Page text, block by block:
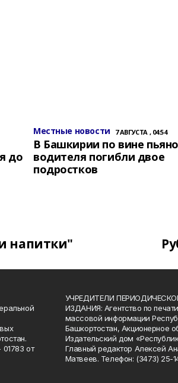
до
Местные новости 7 АВГУСТА , 04:54
В Башкирии по вине
водителя погибли двое
подростков
напитки"
от
УЧРЕДИТЕЛИ
ИЗДАНИЯ: Агентство по
массовой информации
Башкортостан, Акционерное
Издательский дом
Главный редактор Алексей
Матвеев. Телефон: (3473) 25-